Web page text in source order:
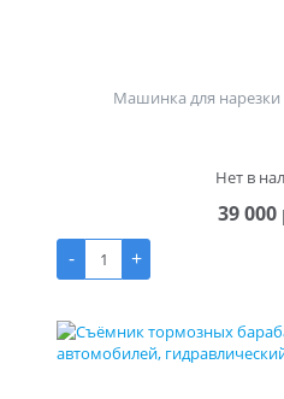
Машинка для нарезки
Нет в
39 000
-
+